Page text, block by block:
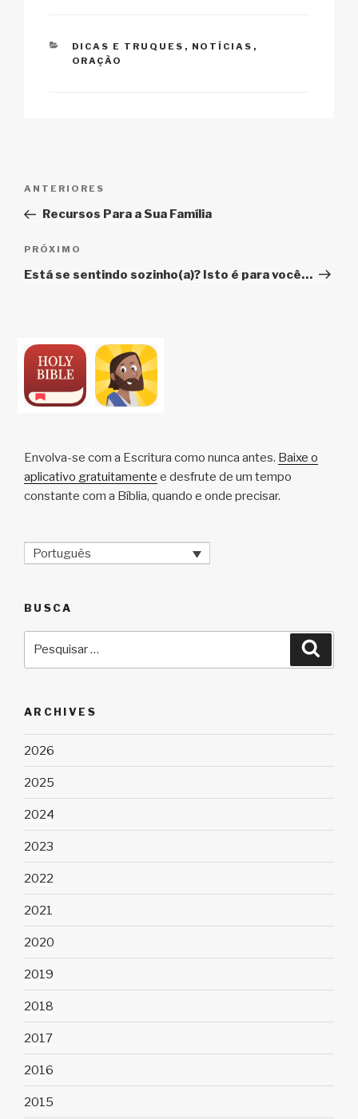
k
o
p
at
CATEGORIAS
DICAS E TRUQUES , NOTÍCIAS ,
ORAÇÃO
Post
Post
anterior
ANTERIORES
Recursos Para a Sua Família
Próximo
post
PRÓXIMO
Está se sentindo sozinho(a)? Isto é para você…
Envolva-se com a Escritura como nunca antes. Baixe o
aplicativo gratuitamente e desfrute de um tempo
constante com a Bíblia, quando e onde precisar.
Português
BUSCA
ARCHIVES
2026
2025
2024
2023
2022
2021
2020
2019
2018
2017
2016
2015